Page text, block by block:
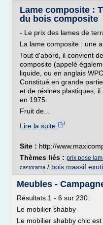
Lame composite :
du bois composite
- Le prix des lames de
La lame composite : une
Tout d'abord, il convient
composite (appelé
liquide, ou en anglais
Constitué en grande
et de résines plastiques,
en 1975.
Fruit de...
Lire la suite
Site : http://
Thèmes liés : prix pose
castorama / bois massif
Meubles -
Résultats 1 - 6 sur 230.
Le mobilier shabby
Le mobilier shabby chic